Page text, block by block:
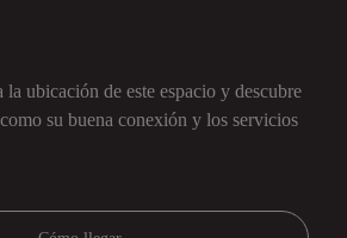
la ubicación de este espacio y descubre
su buena conexión y los servicios